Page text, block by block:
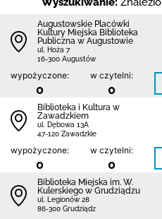
Augustowskie Placówki
Kultury Miejska Biblioteka
Publiczna w Augustowie
ul. Hoża 7
16-300 Augustów
wypożyczone:
0
w czytelni:
0
Biblioteka i Kultura w
Zawadzkiem
ul. Dębowa 13A
47-120 Zawadzkie
wypożyczone:
0
w czytelni:
0
Biblioteka Miejska im. W.
Kulerskiego w Grudziądzu
ul. Legionów 28
86-300 Grudziądz